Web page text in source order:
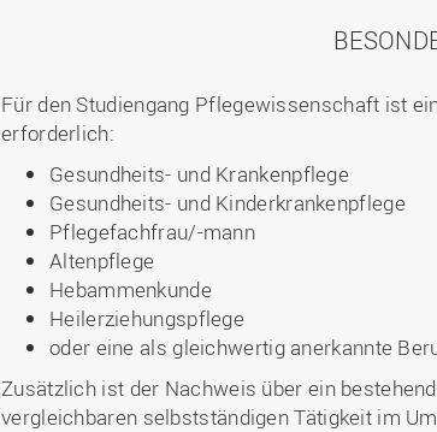
Für den Studiengang Pflegewissenschaft ist
erforderlich:
Gesundheits- und Krankenpflege
Gesundheits- und Kinderkrankenpflege
Pflegefachfrau/-mann
Altenpflege
Hebammenkunde
Heilerziehungspflege
oder eine als gleichwertig anerkannte
Zusätzlich ist der Nachweis über ein
vergleichbaren selbstständigen Tätigkeit im